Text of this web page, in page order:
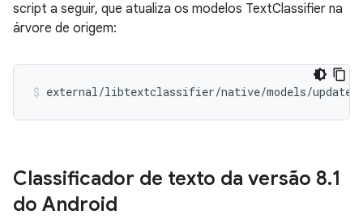
script a seguir, que atualiza os modelos TextClassifier na
árvore de origem:
Classificador de texto da versão 8.1
do Android